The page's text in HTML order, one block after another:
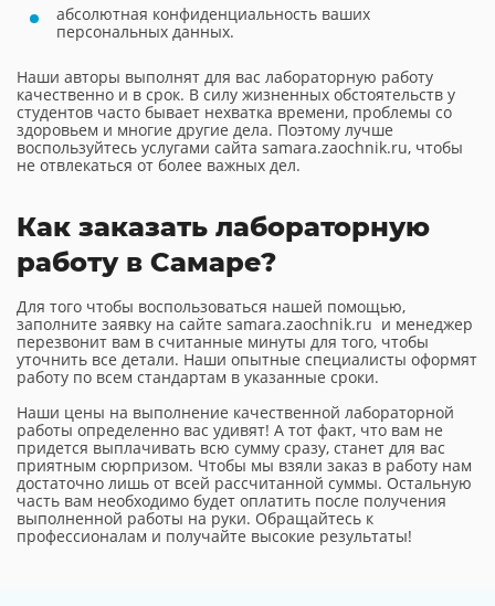
абсолютная конфиденциальность ваших
персональных данных.
Наши авторы выполнят для вас лабораторную работу
качественно и в срок. В силу жизненных обстоятельств у
студентов часто бывает нехватка времени, проблемы со
здоровьем и многие другие дела. Поэтому лучше
воспользуйтесь услугами сайта samara.zaochnik.ru, чтобы
не отвлекаться от более важных дел.
Как заказать лабораторную
работу в Самаре?
Для того чтобы воспользоваться нашей помощью,
заполните заявку на сайте samara.zaochnik.ru и менеджер
перезвонит вам в считанные минуты для того, чтобы
уточнить все детали. Наши опытные специалисты оформят
работу по всем стандартам в указанные сроки.
Наши цены на выполнение качественной лабораторной
работы определенно вас удивят! А тот факт, что вам не
придется выплачивать всю сумму сразу, станет для вас
приятным сюрпризом. Чтобы мы взяли заказ в работу нам
достаточно лишь от всей рассчитанной суммы. Остальную
часть вам необходимо будет оплатить после получения
выполненной работы на руки. Обращайтесь к
профессионалам и получайте высокие результаты!